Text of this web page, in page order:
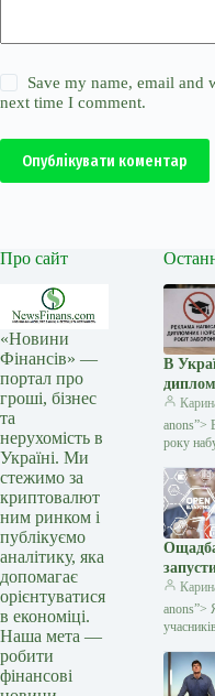
Save my name, email and
next time I comment.
Опублікувати коментар
Про сайт
«Новини
Фінансів» —
портал про
гроші, бізнес
та
нерухомість в
Україні. Ми
стежимо за
криптовалют
ним ринком і
публікуємо
аналітику, яка
допомагає
орієнтуватися
в економіці.
Наша мета —
робити
фінансові
В
нові
anons”>
року
з
що
Мінфін
anons”>
до